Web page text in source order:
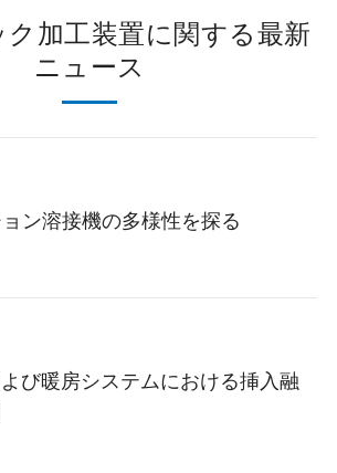
加工装置に関する最新
ニュース
ン溶接機の多様性を探る
び暖房システムにおける挿入融